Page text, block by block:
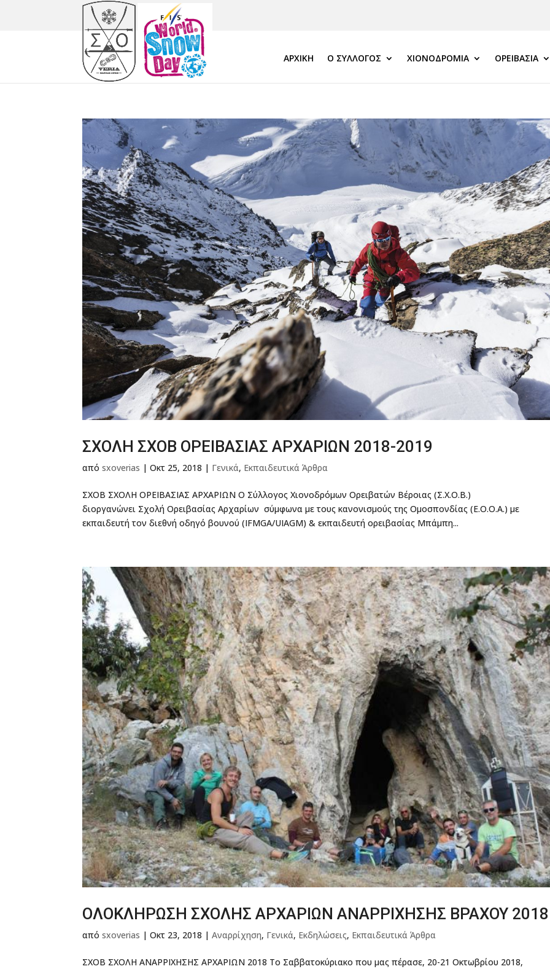
ΑΡΧΙΚΗ Ο ΣΎΛΛΟΓΟΣ ΧΙΟΝΟΔΡΟΜΊΑ ΟΡΕΙΒΑΣΊΑ
ΣΧΟΛΗ ΣΧΟΒ ΟΡΕΙΒΑΣΙΑΣ ΑΡΧΑΡΙΩΝ 2018-2019
απόsxoverias |Οκτ 25, 2018 | Γενικά, Εκπαιδευτικά Άρθρα
ΣΧΟΒ ΣΧΟΛΗ ΟΡΕΙΒΑΣΙΑΣ ΑΡΧΑΡΙΩΝ Ο Σύλλογος Χιονοδρόμων Ορειβατών Βέροιας (Σ.Χ.Ο.Β.)
διοργανώνει Σχολή Ορειβασίας Αρχαρίων σύμφωνα με τους κανονισμούς της Ομοσπονδίας (E.Ο.O.Α.) με
εκπαιδευτή τον διεθνή οδηγό βουνού (IFMGA/UIAGM) & εκπαιδευτή ορειβασίας Μπάμπη...
ΟΛΟΚΛΗΡΩΣΗ ΣΧΟΛΗΣ ΑΡΧΑΡΙΩΝ ΑΝΑΡΡΙΧΗΣΗΣ ΒΡΑΧΟΥ 2018
απόsxoverias |Οκτ 23, 2018 |Αναρρίχηση, Γενικά, Εκδηλώσεις, Εκπαιδευτικά Άρθρα
ΣΧΟΒ ΣΧΟΛΗ ΑΝΑΡΡΙΧΗΣΗΣ ΑΡΧΑΡΙΩΝ 2018 Το Σαββατοκύριακο που μας πέρασε, 20-21 Οκτωβρίου 2018,